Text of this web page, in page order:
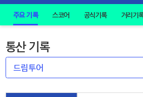
주요 기록 스코어 공식기록 거리기
통산 기록